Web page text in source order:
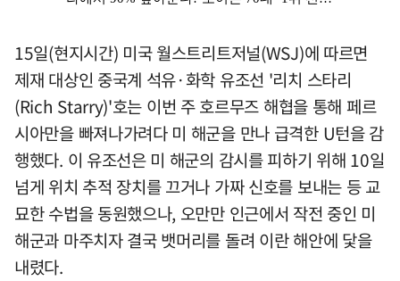
15일(현지시간) 미국 월스트리트저널(WSJ)에 따르면
제재 대상인 중국계 석유·화학 유조선 '리치 스타리
(Rich Starry)'호는 이번 주 호르무즈 해협을 통해 페르
시아만을 빠져나가려다 미 해군을 만나 급격한 U턴을 감
행했다. 이 유조선은 미 해군의 감시를 피하기 위해 10일
넘게 위치 추적 장치를 끄거나 가짜 신호를 보내는 등 교
묘한 수법을 동원했으나, 오만만 인근에서 작전 중인 미
해군과 마주치자 결국 뱃머리를 돌려 이란 해안에 닻을
내렸다.